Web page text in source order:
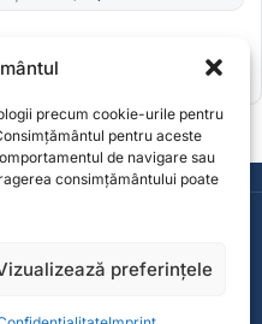
precum cookie-urile pentru
pentru aceste
de navigare sau
consimțământului poate
preferințele
de la specialiști